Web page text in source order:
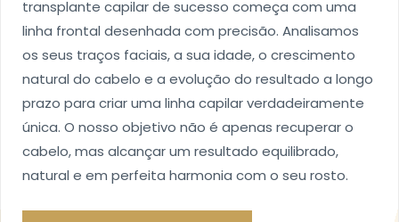
transplante capilar de sucesso começa com uma
linha frontal desenhada com precisão. Analisamos
os seus traços faciais, a sua idade, o crescimento
natural do cabelo e a evolução do resultado a longo
prazo para criar uma linha capilar verdadeiramente
única. O nosso objetivo não é apenas recuperar o
cabelo, mas alcançar um resultado equilibrado,
natural e em perfeita harmonia com o seu rosto.